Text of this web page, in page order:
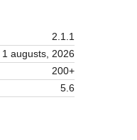
2.1.1
1 augusts, 2026
200+
5.6